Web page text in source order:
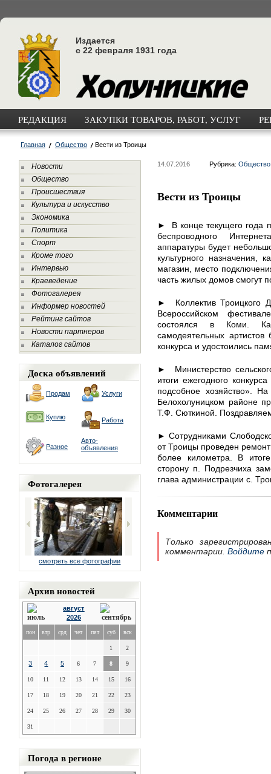
Издается
с 22 февраля 1931 года
РЕДАКЦИЯ ЗАКУПКИ ТОВАРОВ, РАБОТ, УСЛУГ
Главная Общество Вести из Троицы
Новости
Общество
Происшествия
Культура и искусство
Экономика
Политика
Спорт
Кроме того
Интервью
Краеведение
Фотогалерея
Информер новостей
Рейтинг сайтов
Новости партнеров
Каталог сайтов
Доска объявлений
Продам Услуги
Куплю Работа
Разное
Авто-
объявления
Фотогалерея
смотреть все фотографии
Архив новостей
август
2026
пон втр срд чет пят суб вск
1 2
3 4 5 6 7 8 9
10 11 12 13 14 15 16
17 18 19 20 21 22 23
24 25 26 27 28 29 30
31
Погода в регионе
14.07.2016 Рубрика: Общество
Вести из Троицы
► В конце текущего года
беспроводного
аппаратуры будет
культурного назначения,
магазин, место
часть жилых домов смогут
► Коллектив Троицкого
Всероссийском
состоялся в Коми.
самодеятельных
конкурса и удостоились
► Министерство
итоги ежегодного
подсобное хозяйство».
Белохолуницком районе
Т.Ф. Сюткиной.
► Сотрудниками
от Троицы проведен
более километра. В
сторону п. Подрезчиха
глава администрации с.
Комментарии
Только
комментарии. Войдите